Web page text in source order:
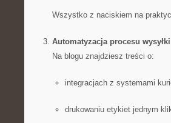
Wszystko z naciskiem na
Automatyzacja procesu wysyłki
Na blogu znajdziesz treści o:
integracjach z systemami
drukowaniu etykiet jednym